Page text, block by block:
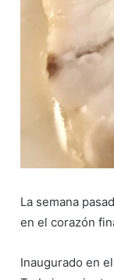
La semana
en el corazón
Inaugurado en